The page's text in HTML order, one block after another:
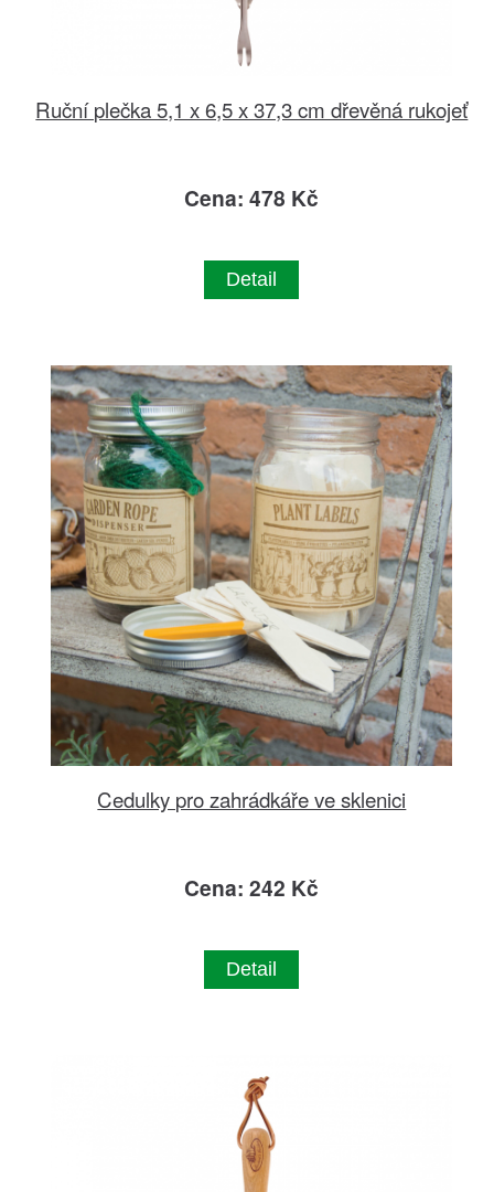
Ruční plečka 5,1 x 6,5 x 37,3 cm dřevěná rukojeť
Cena: 478 Kč
Detail
Cedulky pro zahrádkáře ve sklenici
Cena: 242 Kč
Detail